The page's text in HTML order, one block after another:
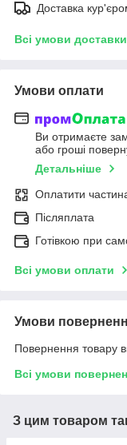
Доставка
Всі умови доставки
Умови оплати
Ви отримаєте
або гроші
Детальніше
Оплатити
Післяплата
Готівкою при
Всі умови оплати
Умови
Повернення товару
Всі умови
З цим товаром